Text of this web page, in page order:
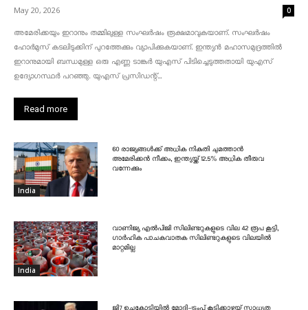
May 20, 2026 0
അമേരിക്കയും ഇറാനും തമ്മിലുള്ള സംഘർഷം രൂക്ഷമാവുകയാണ്. സംഘർഷം
ഹോർമുസ് കടലിടുക്കിന് പുറത്തേക്കും വ്യാപിക്കുകയാണ്. ഇന്ത്യൻ മഹാസമുദ്രത്തിൽ
ഇറാനുമായി ബന്ധമുള്ള ഒരു എണ്ണ ടാങ്കർ യുഎസ് പിടിച്ചെടുത്തതായി യുഎസ്
ഉദ്യോഗസ്ഥർ പറഞ്ഞു. യുഎസ് പ്രസിഡന്റ്...
Read more
India
60 രാജ്യങ്ങൾക്ക് അധിക നികുതി ചുമത്താൻ
അമേരിക്കൻ നീക്കം, ഇന്ത്യയ്ക്ക് 12.5% അധിക തീരുവ
വന്നേക്കും
India
വാണിജ്യ എൽപിജി സിലിണ്ടറുകളുടെ വില 42 രൂപ കൂട്ടി,
ഗാർഹിക പാചകവാതക സിലിണ്ടറുകളുടെ വിലയിൽ
മാറ്റമില്ല